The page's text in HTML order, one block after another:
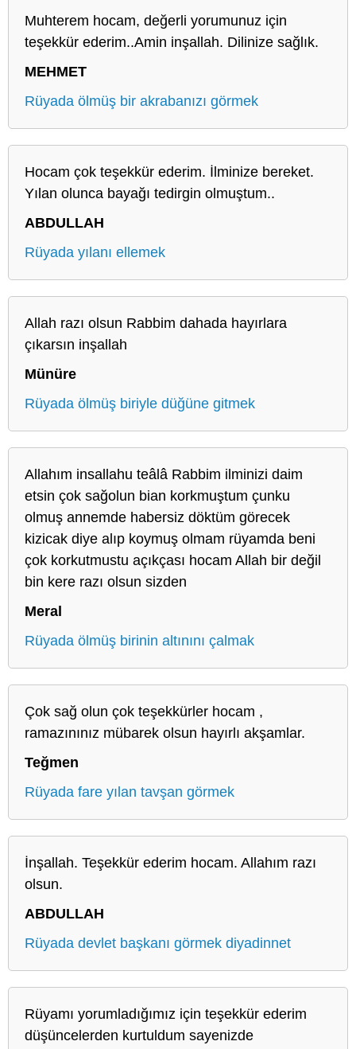
Muhterem hocam, değerli yorumunuz için
teşekkür ederim..Amin inşallah. Dilinize sağlık.
MEHMET
Rüyada ölmüş bir akrabanızı görmek
Hocam çok teşekkür ederim. İlminize bereket.
Yılan olunca bayağı tedirgin olmuştum..
ABDULLAH
Rüyada yılanı ellemek
Allah razı olsun Rabbim dahada hayırlara
çıkarsın inşallah
Münüre
Rüyada ölmüş biriyle düğüne gitmek
Allahım insallahu teâlâ Rabbim ilminizi daim
etsin çok sağolun bian korkmuştum çunku
olmuş annemde habersiz döktüm görecek
kizicak diye alıp koymuş olmam rüyamda beni
çok korkutmustu açıkçası hocam Allah bir değil
bin kere razı olsun sizden
Meral
Rüyada ölmüş birinin altınını çalmak
Çok sağ olun çok teşekkürler hocam ,
ramazınınız mübarek olsun hayırlı akşamlar.
Teğmen
Rüyada fare yılan tavşan görmek
İnşallah. Teşekkür ederim hocam. Allahım razı
olsun.
ABDULLAH
Rüyada devlet başkanı görmek diyadinnet
Rüyamı yorumladığımız için teşekkür ederim
düşüncelerden kurtuldum sayenizde